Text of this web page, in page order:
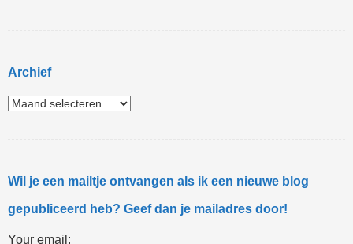
Archief
Wil je een mailtje ontvangen als ik een nieuwe blog
gepubliceerd heb? Geef dan je mailadres door!
Your email: